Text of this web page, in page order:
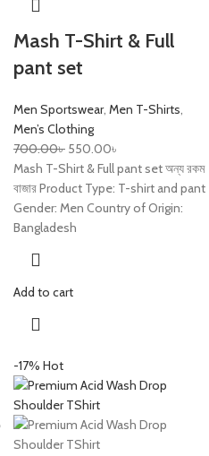
Mash T-Shirt & Full
pant set
Men Sportswear, Men T-Shirts,
Men’s Clothing
700.00৳ 550.00৳
Mash T-Shirt & Full pant set অন্য রকম
বাজার Product Type: T-shirt and pant
Gender: Men Country of Origin:
Bangladesh
Add to cart
-17% Hot